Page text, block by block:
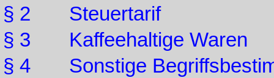
§ 2 Steuertarif
§ 3 Kaffeehaltige Waren
§ 4 Sonstige